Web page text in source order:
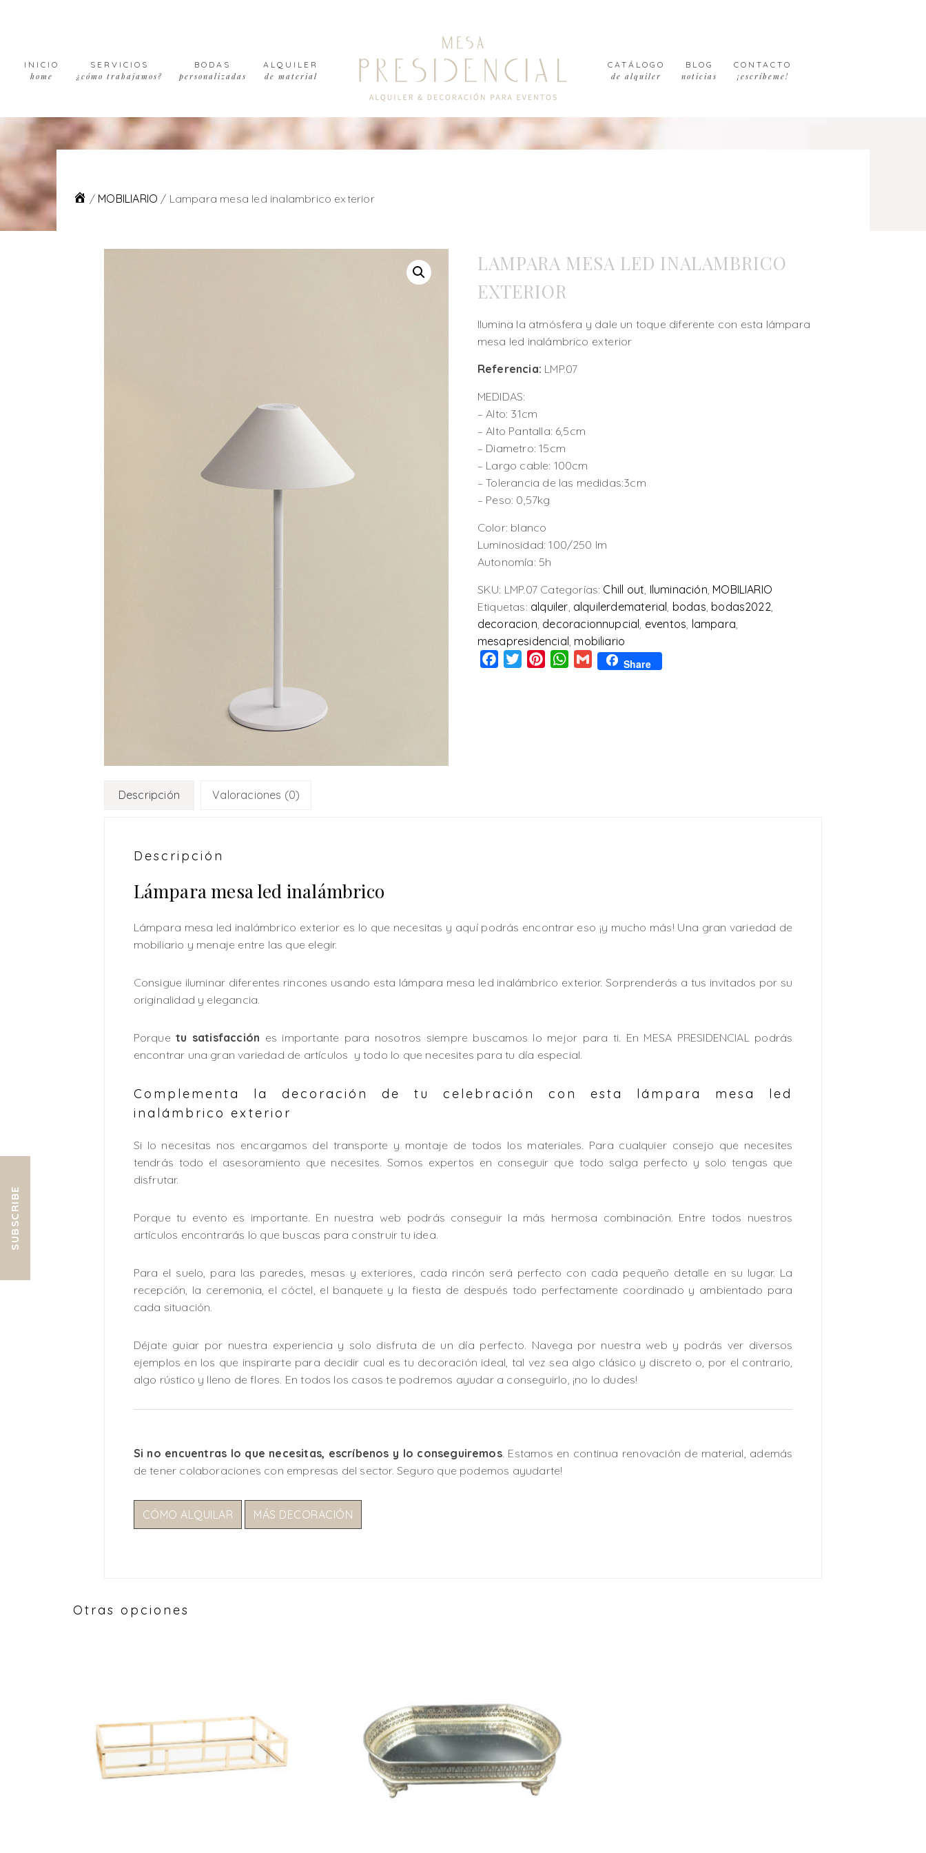
navigation
contentINICIO
home
SERVICIOS
¿cómo trabajamos?
BODAS
personalizadas
ALQUILER
de material
CATÁLOGO
de alquiler
BLOG
noticias
CONTACTO
¡escríbeme!
/ MOBILIARIO / Lampara mesa led inalambrico exterior
LAMPARA MESA LED INALAMBRICO
EXTERIOR
Ilumina la atmósfera y dale un toque diferente con esta lámpara
mesa led inalámbrico exterior
Referencia: LMP.07
MEDIDAS:
– Alto: 31cm
– Alto Pantalla: 6,5cm
– Diametro: 15cm
– Largo cable: 100cm
– Tolerancia de las medidas:3cm
– Peso: 0,57kg
Color: blanco
Luminosidad: 100/250 lm
Autonomía: 5h
SKU: LMP.07 Categorías: Chill out Iluminación MOBILIARIO
Etiquetas: alquiler alquilerdematerial bodas bodas2022
decoracion decoracionnupcial eventos lampara
mesapresidencial mobiliario
Facebook
TwitterPinterestWhatsApp
Gmail Share
Descripción Valoraciones (0)
Descripción
Lámpara mesa led inalámbrico
Lámpara mesa led inalámbrico exterior es lo que necesitas y aquí podrás encontrar eso ¡y mucho más! Una gran variedad de
mobiliario y menaje entre las que elegir.
Consigue iluminar diferentes rincones usando esta lámpara mesa led inalámbrico exterior. Sorprenderás a tus invitados por su
originalidad y elegancia.
Porquetu satisfacción es importante para nosotros siempre buscamos lo mejor para ti. En MESA PRESIDENCIAL podrás
encontrar una gran variedad de artículos y todo lo que necesites para tu día especial.
Complementa la decoración de tu celebración con esta lámpara mesa led
inalámbrico exterior
Si lo necesitas nos encargamos del transporte y montaje de todos los materiales. Para cualquier consejo que necesites
tendrás todo el asesoramiento que necesites. Somos expertos en conseguir que todo salga perfecto y solo tengas que
disfrutar.
Porque tu evento es importante. En nuestra web podrás conseguir la más hermosa combinación. Entre todos nuestros
artículos encontrarás lo que buscas para construir tu idea.
Para el suelo, para las paredes, mesas y exteriores, cada rincón será perfecto con cada pequeño detalle en su lugar. La
recepción, la ceremonia, el cóctel, el banquete y la fiesta de después todo perfectamente coordinado y ambientado para
cada situación.
Déjate guiar por nuestra experiencia y solo disfruta de un día perfecto. Navega por nuestra web y podrás ver diversos
ejemplos en los que inspirarte para decidir cual es tu decoración ideal, tal vez sea algo clásico y discreto o, por el contrario,
algo rústico y lleno de flores. En todos los casos te podremos ayudar a conseguirlo, ¡no lo dudes!
Si no encuentras lo que necesitas, escríbenos y lo conseguiremos. Estamos en continua renovación de material, además
de tener colaboraciones con empresas del sector. Seguro que podemos ayudarte!
CÓMO ALQUILAR MÁS DECORACIÓN
Otras opciones
SUBSCRIBE